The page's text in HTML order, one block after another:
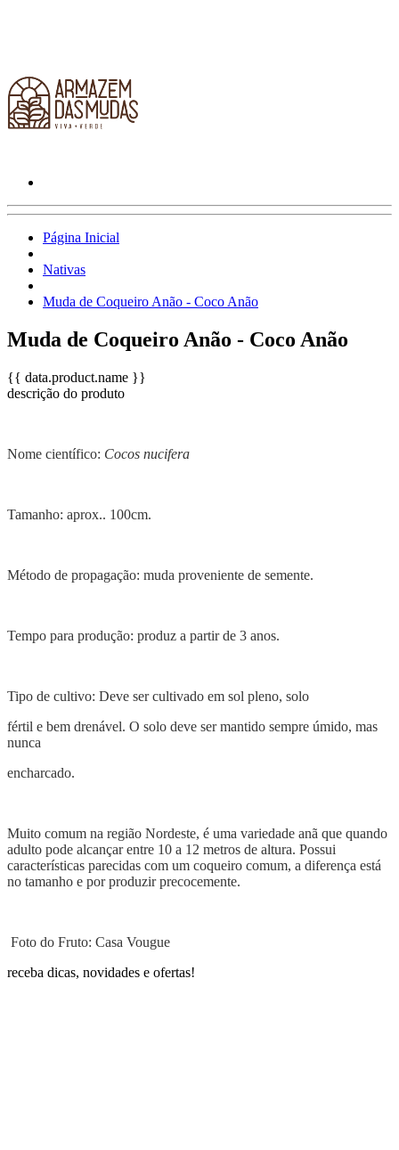
Página Inicial
Nativas
Muda de Coqueiro Anão - Coco Anão
Muda de Coqueiro Anão - Coco Anão
{{ data.product.name }}
descrição do produto
Nome científico: Cocos nucifera
Tamanho: aprox.. 100cm.
Método de propagação: muda proveniente de semente.
Tempo para produção: produz a partir de 3 anos.
Tipo de cultivo: Deve ser cultivado em sol pleno, solo
fértil e bem drenável. O solo deve ser mantido sempre úmido, mas
nunca
encharcado.
Muito comum na região Nordeste, é uma variedade anã que quando
adulto pode alcançar entre 10 a 12 metros de altura. Possui
características parecidas com um coqueiro comum, a diferença está
no tamanho e por produzir precocemente.
Foto do Fruto: Casa Vougue
receba dicas, novidades e ofertas!